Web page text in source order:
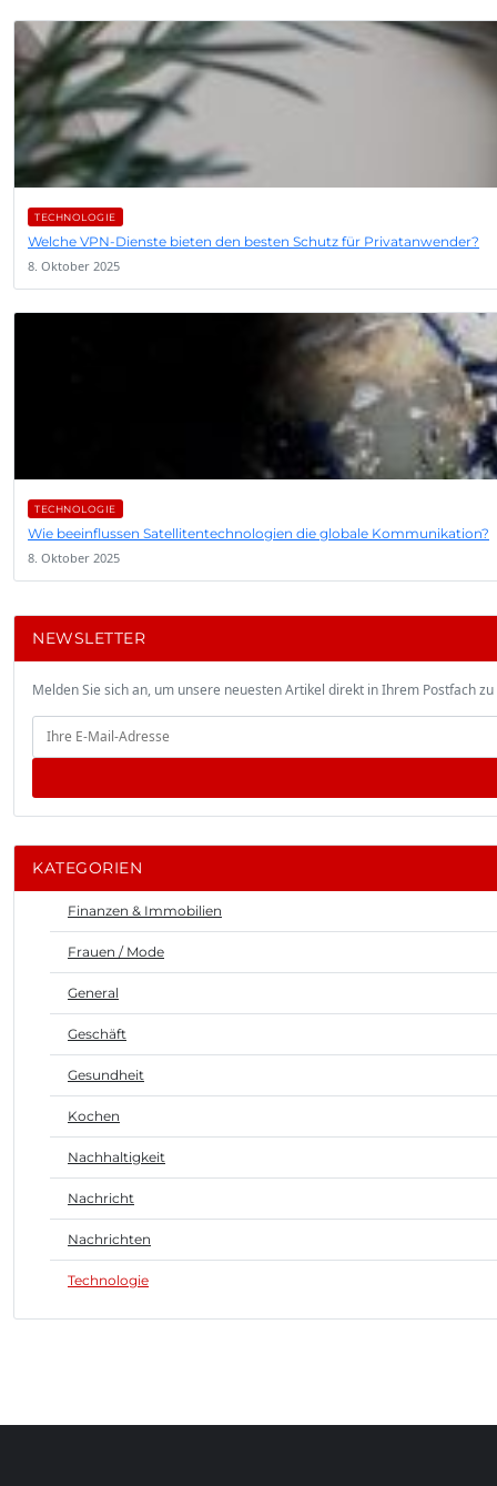
TECHNOLOGIE
Welche VPN-Dienste bieten den besten Schutz für Privatanwender?
8. Oktober 2025
TECHNOLOGIE
Wie beeinflussen Satellitentechnologien die globale Kommunikation?
8. Oktober 2025
NEWSLETTER
Melden Sie sich an, um unsere neuesten Artikel direkt in Ihrem Postfach
KATEGORIEN
Finanzen & Immobilien
Frauen / Mode
General
Geschäft
Gesundheit
Kochen
Nachhaltigkeit
Nachricht
Nachrichten
Technologie